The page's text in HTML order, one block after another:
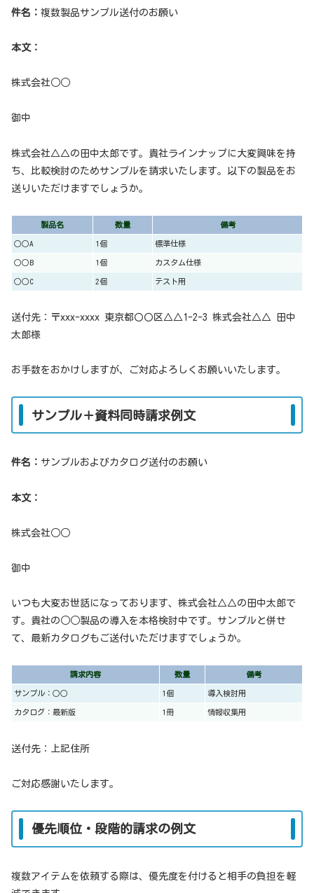
件名： 複数製品サンプル送付のお願い
本文：
株式会社○○
御中
株式会社△△の田中太郎です。貴社ラインナップに大変興味を持
ち、比較検討のためサンプルを請求いたします。以下の製品をお
送りいただけますでしょうか。
製品名 数量 備考
○○A 1個 標準仕様
○○B 1個 カスタム仕様
○○C 2個 テスト用
送付先：〒xxx-xxxx 東京都〇〇区△△1-2-3 株式会社△△ 田中
太郎様
お手数をおかけしますが、ご対応よろしくお願いいたします。
サンプル＋資料同時請求例文
件名： サンプルおよびカタログ送付のお願い
本文：
株式会社○○
御中
いつも大変お世話になっております、株式会社△△の田中太郎で
す。貴社の○○製品の導入を本格検討中です。サンプルと併せ
て、最新カタログもご送付いただけますでしょうか。
請求内容 数量 備考
サンプル：○○ 1個 導入検討用
カタログ：最新版 1冊 情報収集用
送付先：上記住所
ご対応感謝いたします。
優先順位・段階的請求の例文
複数アイテムを依頼する際は、優先度を付けると相手の負担を軽